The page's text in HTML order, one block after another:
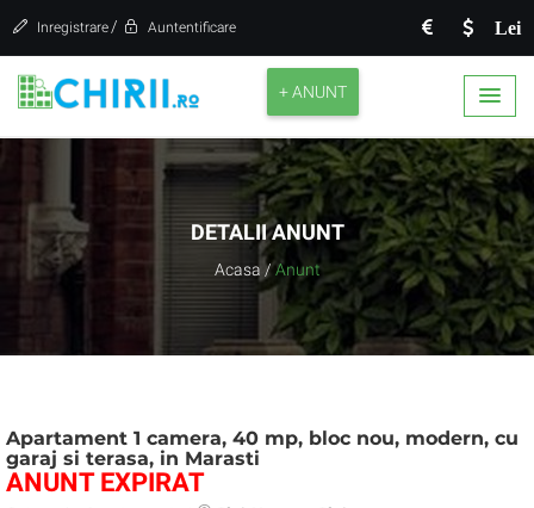
Lei
Inregistrare / Auntentificare
+ ANUNT
DETALII ANUNT
Acasa / Anunt
Apartament 1 camera, 40 mp, bloc nou, modern, cu
garaj si terasa, in Marasti
ANUNT EXPIRAT